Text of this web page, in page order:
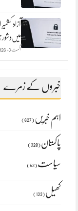
آزاد
اگست 3, 2026
خبروں کے زمرے
اہم خبریں (627)
پاکستان (320)
سیاست (53)
کھیل (133)